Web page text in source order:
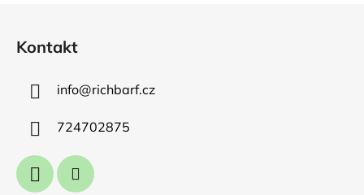
Kontakt
info@richbarf.cz
724702875